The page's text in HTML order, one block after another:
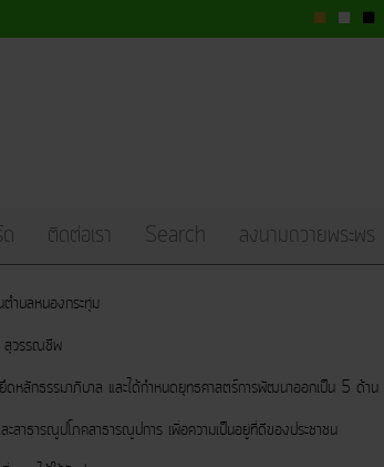
ติดต่อเรา Search ลงนามถวายพระพร
ตำบลหนองกระทุ่ม
สุวรรณชีพ
กธรรมาภิบาล และได้กำหนดยุทธศาสตร์การพัฒนาออกเป็น 5 ด้า
ณูปโภคสาธารณูปการ เพื่อความเป็นอยู่ที่ดีของประชาชน